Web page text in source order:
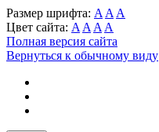
Размер шрифта: A A A
Цвет сайта: A A A A
Полная версия сайта
Вернуться к обычному виду